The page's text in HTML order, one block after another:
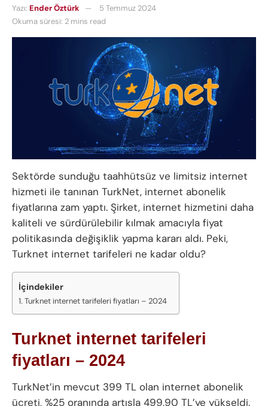
Yazı: Ender Öztürk
5 Temmuz 2024
Okuma süresi: 2 mins read
Sektörde sunduğu taahhütsüz ve limitsiz internet
hizmeti ile tanınan TurkNet, internet abonelik
fiyatlarına zam yaptı. Şirket, internet hizmetini daha
kaliteli ve sürdürülebilir kılmak amacıyla fiyat
politikasında değişiklik yapma kararı aldı. Peki,
Turknet internet tarifeleri ne kadar oldu?
İçindekiler
Turknet internet tarifeleri fiyatları – 2024
Turknet internet tarifeleri
fiyatları – 2024
TurkNet’in mevcut 399 TL olan internet abonelik
ücreti, %25 oranında artışla 499,90 TL’ye yükseldi.